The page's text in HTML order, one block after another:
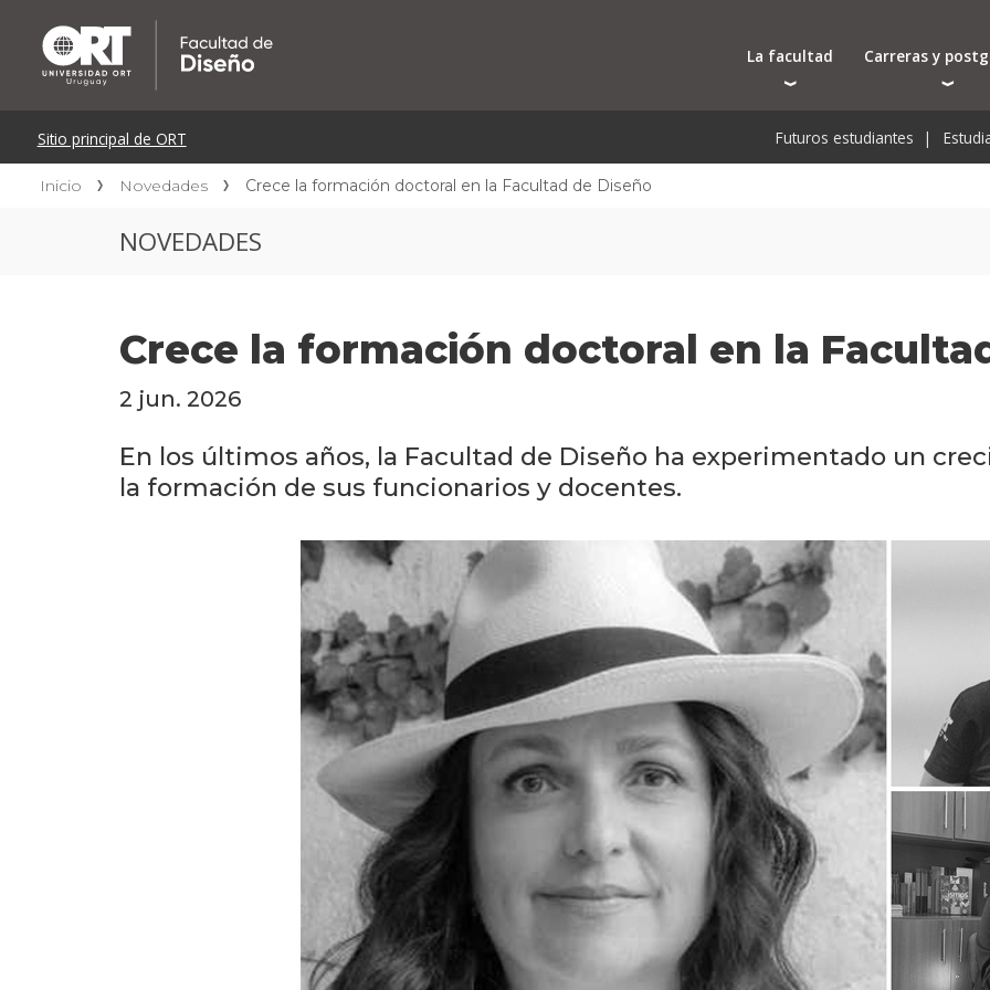
La facultad
Autoridades
Carreras y
Carreras
Tecnicaturas
Futuros estudiantes
Inicio Novedades Crece la formación doctoral en la Facultad de Diseño
NOVEDADES
Crece la formación doctoral en la
2 jun. 2026
En los últimos años, la Facultad de Diseño ha experimentado un
la formación de sus funcionarios y docentes.